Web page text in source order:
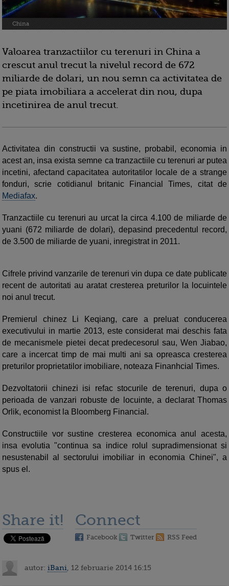
China
Valoarea tranzactiilor cu terenuri in China a
crescut anul trecut la nivelul record de 672
miliarde de dolari, un nou semn ca activitatea de
pe piata imobiliara a accelerat din nou, dupa
incetinirea de anul trecut.
Activitatea din constructii va sustine, probabil, economia in
acest an, insa exista semne ca tranzactiile cu terenuri ar putea
incetini, afectand capacitatea autoritatilor locale de a strange
fonduri, scrie cotidianul britanic Financial Times, citat de
Mediafax.
Tranzactiile cu terenuri au urcat la circa 4.100 de miliarde de
yuani (672 miliarde de dolari), depasind precedentul record,
de 3.500 de miliarde de yuani, inregistrat in 2011.
Cifrele privind vanzarile de terenuri vin dupa ce date publicate
recent de autoritati au aratat cresterea preturilor la locuintele
noi anul trecut.
Premierul chinez Li Keqiang, care a preluat conducerea
executivului in martie 2013, este considerat mai deschis fata
de mecanismele pietei decat predecesorul sau, Wen Jiabao,
care a incercat timp de mai multi ani sa opreasca cresterea
preturilor proprietatilor imobiliare, noteaza Finanhcial Times.
Dezvoltatorii chinezi isi refac stocurile de terenuri, dupa o
perioada de vanzari robuste de locuinte, a declarat Thomas
Orlik, economist la Bloomberg Financial.
Constructiile vor sustine cresterea economica anul acesta,
insa evolutia "continua sa indice rolul supradimensionat si
nesustenabil al sectorului imobiliar in economia Chinei", a
spus el.
Share it! Connect
Facebook Twitter RSS Feed
autor: iBani , 12 februarie 2014 16:15